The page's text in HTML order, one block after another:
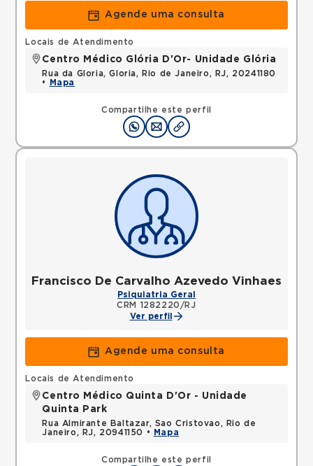
Agende uma consulta
Compartilhe este perfil
Locais de Atendimento
Centro Médico Glória D'Or- Unidade Glória
Rua da Gloria, Gloria, Rio de Janeiro, RJ, 20241180
•
Mapa
Francisco De Carvalho Azevedo Vinhaes
Psiquiatria Geral
CRM 1282220/RJ
Ver perfil
Agende uma consulta
Compartilhe este perfil
Locais de Atendimento
Centro Médico Quinta D'Or - Unidade
Quinta Park
Rua Almirante Baltazar, Sao Cristovao, Rio de
Janeiro, RJ, 20941150 •
Mapa